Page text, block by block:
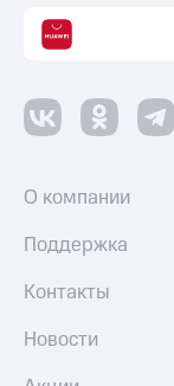
О компании
Поддержка
Контакты
Новости